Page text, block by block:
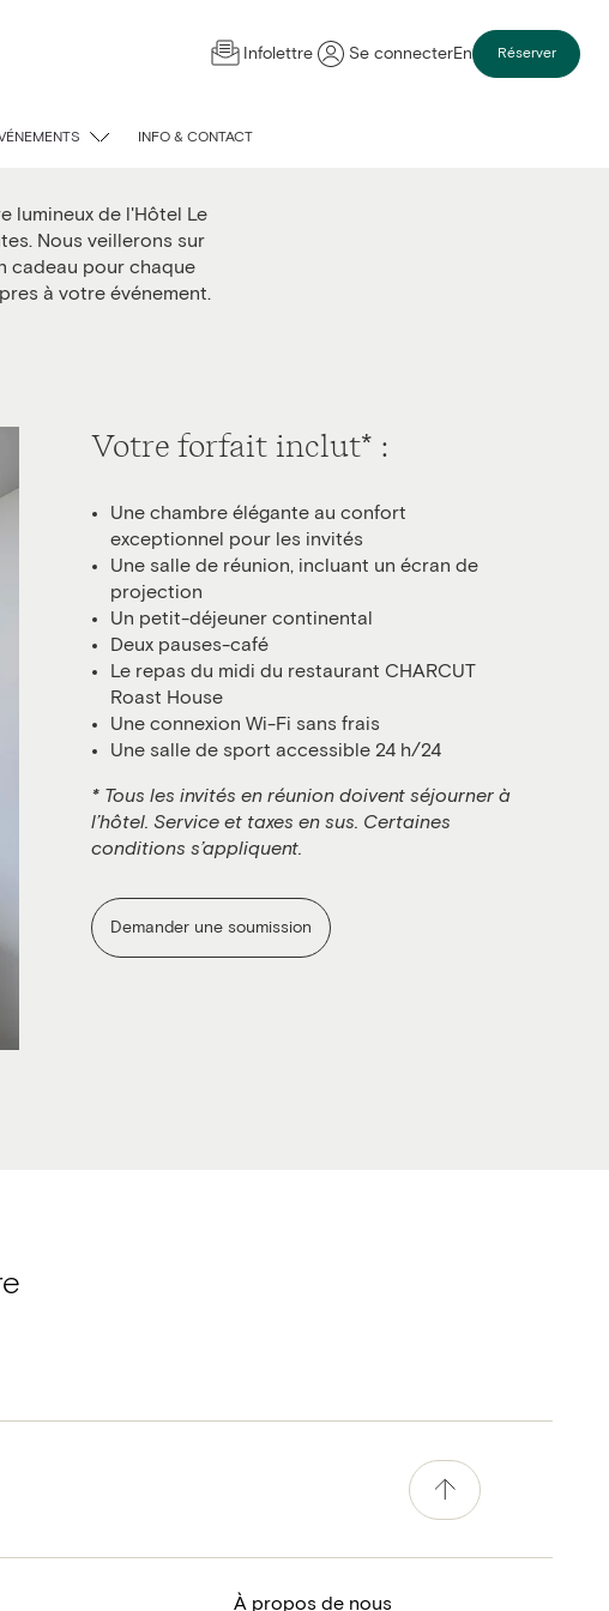
Infolettre Se connecterEn Réserver
INFO & CONTACT
lumineux de l'Hôtel Le
Nous veillerons sur
cadeau pour chaque
à votre événement.
Votre forfait inclut* :
Une chambre élégante au confort
exceptionnel pour les invités
Une salle de réunion, incluant un écran de
projection
Un petit-déjeuner continental
Deux pauses-café
Le repas du midi du restaurant CHARCUT
Roast House
Une connexion Wi-Fi sans frais
Une salle de sport accessible 24 h/24
* Tous les invités en réunion doivent séjourner à
l’hôtel. Service et taxes en sus. Certaines
conditions s’appliquent.
Demander une soumission
À propos de nous